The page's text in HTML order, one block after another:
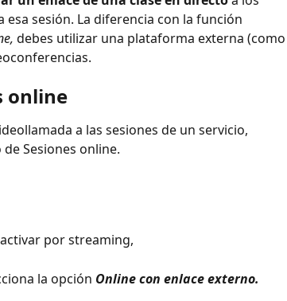
sesión. La diferencia con la función
debes utilizar una plataforma externa (como
online
a las sesiones de un servicio,
Sesiones online.
por streaming,
la opción Online con enlace externo.